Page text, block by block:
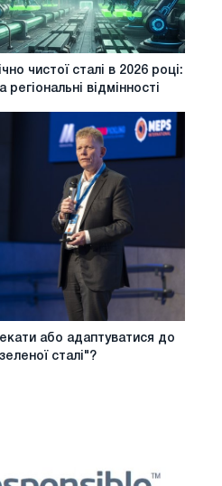
чистої сталі в 2026 році:
відмінності
або адаптуватися до
сталі"?